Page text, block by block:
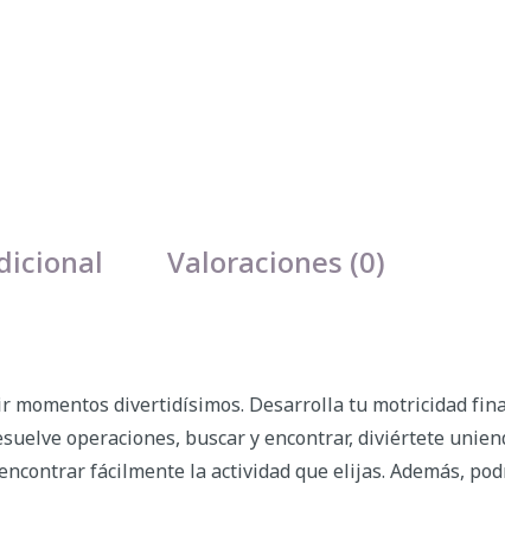
Valoraciones (0)
momentos divertidísimos. Desarrolla tu motricidad
operaciones, buscar y encontrar, diviértete
fácilmente la actividad que elijas. Además,